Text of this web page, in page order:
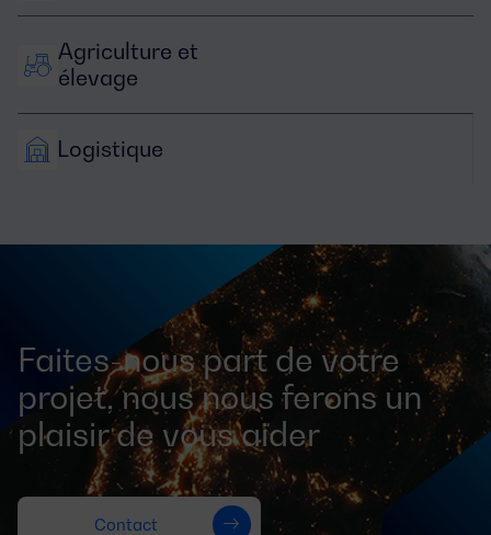
Agriculture et
élevage
Logistique
Faites-nous part de votre
projet, nous nous ferons un
plaisir de vous aider
Contact